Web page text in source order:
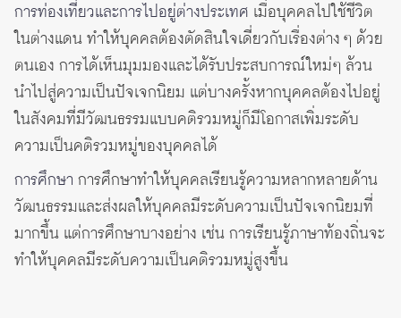
การท่องเที่ยวและการไปอยู่ต่างประเทศ เมื่อบุคคลไปใช้ชีวิต
ในต่างแดน ทำให้บุคคลต้องตัดสินใจเดี่ยวกับเรื่องต่าง ๆ ด้วย
ตนเอง การได้เห็นมุมมองและได้รับประสบการณ์ใหม่ๆ ล้วน
นำไปสู่ความเป็นปัจเจกนิยม แต่บางครั้งหากบุคคลต้องไปอยู่
ในสังคมที่มีวัฒนธรรมแบบคติรวมหมู่ก็มีโอกาสเพิ่มระดับ
ความเป็นคติรวมหมู่ของบุคคลได้
การศึกษา การศึกษาทำให้บุคคลเรียนรู้ความหลากหลายด้าน
วัฒนธรรมและส่งผลให้บุคคลมีระดับความเป็นปัจเจกนิยมที่
มากขึ้น แต่การศึกษาบางอย่าง เช่น การเรียนรู้ภาษาท้องถิ่นจะ
ทำให้บุคคลมีระดับความเป็นคติรวมหมู่สูงขึ้น